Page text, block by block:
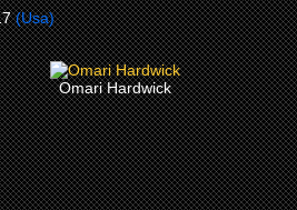
(Usa)
Omari Hardwick